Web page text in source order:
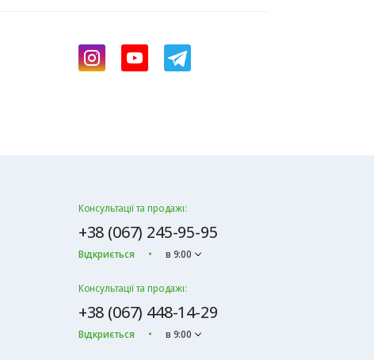
Консультації та продажі:
+38 (067) 245-95-95
Відкриється в 9:00
Консультації та продажі:
+38 (067) 448-14-29
Відкриється в 9:00